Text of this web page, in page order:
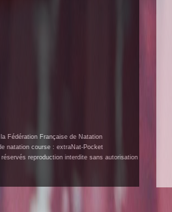
Fédération Française de Natation
natation course : extraNat-Pocket
reproduction interdite sans autorisation